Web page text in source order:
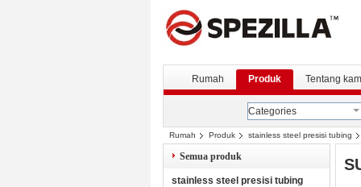
Rumah Produk Tentang
Categories
Rumah Produk stainless steel presisi tubing
Semua produk
stainless steel presisi tubing